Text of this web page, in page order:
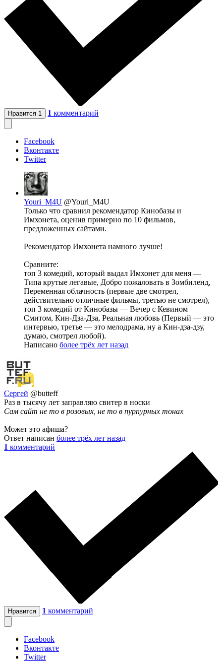
Нравится 1 1 комментарий
Facebook
Вконтакте
Twitter
Youri_M4U @Youri_M4U
Только что сравнил рекомендатор Кинобазы и
Имхонета, оценив примерно по 10 фильмов,
предложенных сайтами.
Рекомендатор Имхонета намного лучше!
Сравните:
топ 3 комедий, который выдал Имхонет для меня —
Типа крутые легавые, Добро пожаловать в Зомбиленд,
Переменная облачность (первые две смотрел,
действительно отличные фильмы, третью не смотрел),
топ 3 комедий от Кинобазы — Вечер с Кевином
Смитом, Кин-Дза-Дза, Реальная любовь (Первый — это
интервью, третье — это мелодрама, ну а Кин-дза-дзу,
думаю, смотрел любой).
Написано более трёх лет назад
Сергей @butteff
Раз в тысячу лет заправляю свитер в носки
Сам сайт не то в розовых, не то в пурпурных тонах
Может это афиша?
Ответ написан более трёх лет назад
1 комментарий
Нравится 1 комментарий
Facebook
Вконтакте
Twitter